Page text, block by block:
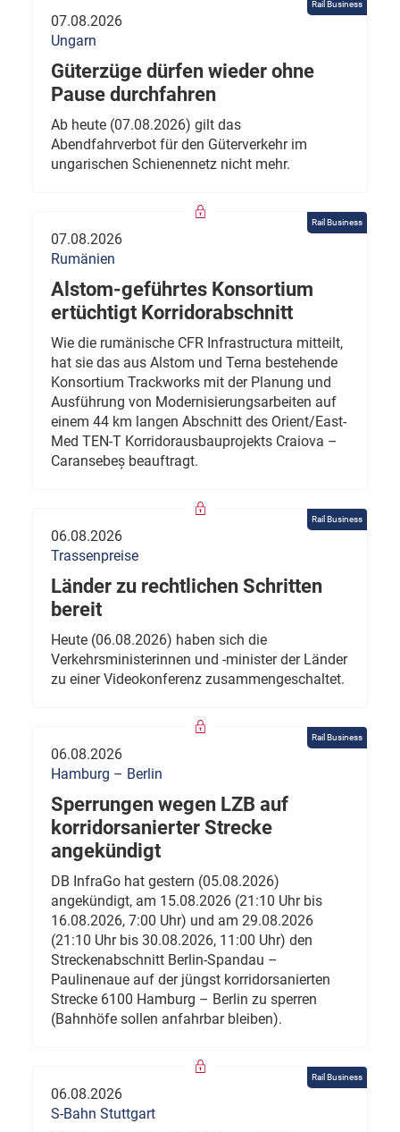
Rail Business
07.08.2026
Ungarn
Güterzüge dürfen wieder ohne
Pause durchfahren
Ab heute (07.08.2026) gilt das
Abendfahrverbot für den Güterverkehr im
ungarischen Schienennetz nicht mehr.
Rail Business
07.08.2026
Rumänien
Alstom-geführtes Konsortium
ertüchtigt Korridorabschnitt
Wie die rumänische CFR Infrastructura mitteilt,
hat sie das aus Alstom und Terna bestehende
Konsortium Trackworks mit der Planung und
Ausführung von Modernisierungsarbeiten auf
einem 44 km langen Abschnitt des Orient/East-
Med TEN-T Korridorausbauprojekts Craiova –
Caransebeș beauftragt.
Rail Business
06.08.2026
Trassenpreise
Länder zu rechtlichen Schritten
bereit
Heute (06.08.2026) haben sich die
Verkehrsministerinnen und -minister der Länder
zu einer Videokonferenz zusammengeschaltet.
Rail Business
06.08.2026
Hamburg – Berlin
Sperrungen wegen LZB auf
korridorsanierter Strecke
angekündigt
DB InfraGo hat gestern (05.08.2026)
angekündigt, am 15.08.2026 (21:10 Uhr bis
16.08.2026, 7:00 Uhr) und am 29.08.2026
(21:10 Uhr bis 30.08.2026, 11:00 Uhr) den
Streckenabschnitt Berlin-Spandau –
Paulinenaue auf der jüngst korridorsanierten
Strecke 6100 Hamburg – Berlin zu sperren
(Bahnhöfe sollen anfahrbar bleiben).
Rail Business
06.08.2026
S-Bahn Stuttgart